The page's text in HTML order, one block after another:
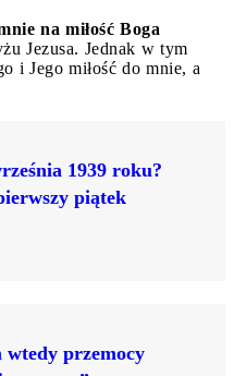
na miłość Boga
Jezusa. Jednak w tym
i Jego miłość do mnie, a
1939 roku?
piątek
wtedy przemocy